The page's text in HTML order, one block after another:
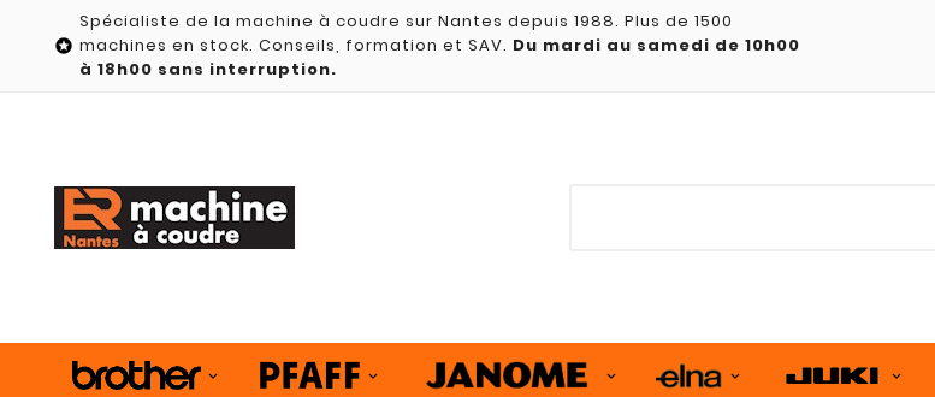

Spécialiste de la machine à coudre sur Nantes depuis 1988. Plus de 1500
machines en stock. Conseils, formation et SAV. Du mardi au samedi de 10h00
à 18h00 sans interruption.